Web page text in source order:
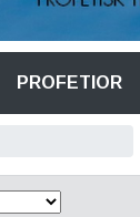
PROFETIOR